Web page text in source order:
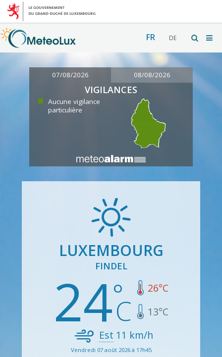
FR DE
07/08/2026 08/08/2026
VIGILANCES
Aucune vigilance
particulière
LUXEMBOURG
FINDEL
24 26°C
13°C
Est 11 km/h
Vendredi 07 août 2026 à 17h45